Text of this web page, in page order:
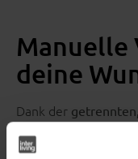
deine
Dank der
kannst du
präzise anpassen.